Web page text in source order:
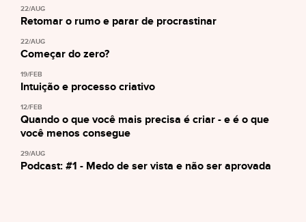
22/AUG
Retomar o rumo e parar de procrastinar
22/AUG
Começar do zero?
19/FEB
Intuição e processo criativo
12/FEB
Quando o que você mais precisa é criar - e é o que
você menos consegue
29/AUG
Podcast: #1 - Medo de ser vista e não ser aprovada